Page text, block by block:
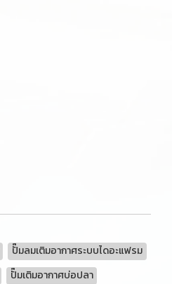
ปั๊มลมเติมอากาศระบบไดอะแฟรม
ปั๊มเติมอากาศบ่อปลา